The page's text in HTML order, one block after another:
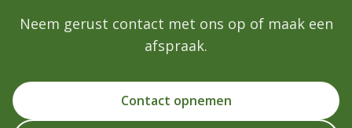
Neem gerust contact met ons op of maak een
afspraak.
Contact opnemen